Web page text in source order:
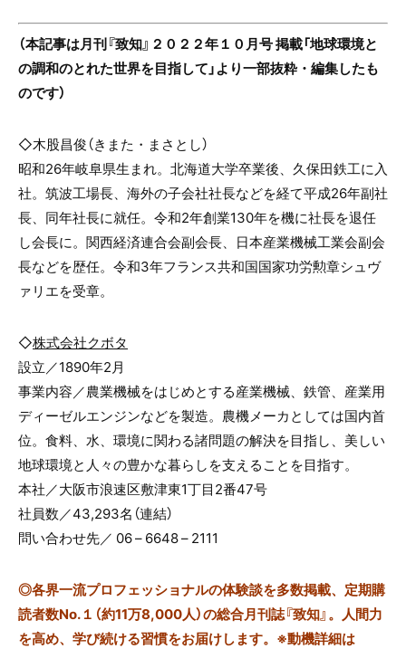
（本記事は月刊『致知』２０２２年１０月号 掲載「地球環境と
の調和のとれた世界を目指して」より一部抜粋・編集したも
のです）
◇木股昌俊（きまた・まさとし）
昭和26年岐阜県生まれ。北海道大学卒業後、久保田鉄工に入
社。筑波工場長、海外の子会社社長などを経て平成26年副社
長、同年社長に就任。令和2年創業130年を機に社長を退任
し会長に。関西経済連合会副会長、日本産業機械工業会副会
長などを歴任。令和3年フランス共和国国家功労勲章シュヴ
ァリエを受章。
◇株式会社クボタ
設立／1890年2月
事業内容／農業機械をはじめとする産業機械、鉄管、産業用
ディーゼルエンジンなどを製造。農機メーカとしては国内首
位。食料、水、環境に関わる諸問題の解決を目指し、美しい
地球環境と人々の豊かな暮らしを支えることを目指す。
本社／大阪市浪速区敷津東1丁目2番47号
社員数／43,293名（連結）
問い合わせ先／ 06 – 6648 – 2111
◎各界一流プロフェッショナルの体験談を多数掲載、定期購
読者数No.１（約11万8,000人）の総合月刊誌『致知』。人間力
を高め、学び続ける習慣をお届けします。※動機詳細は